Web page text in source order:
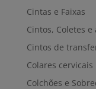
Cintas e Faixas
Cintos, Coletes e
Cintos de
Colares cervicais
Colchões e